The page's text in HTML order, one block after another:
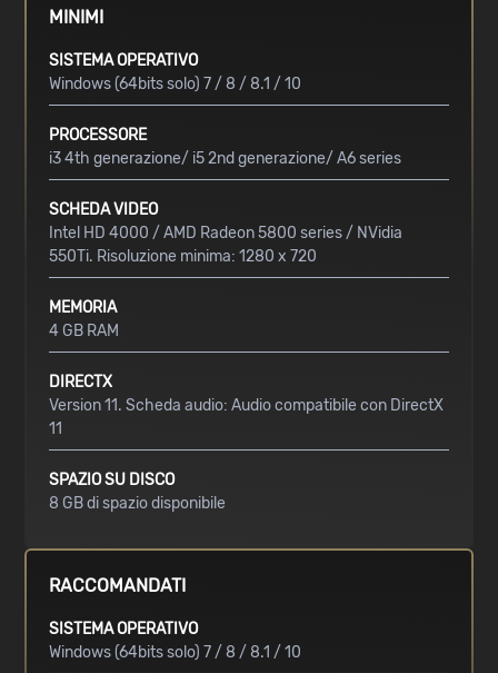
MINIMI
SISTEMA OPERATIVO
Windows (64bits solo) 7 / 8 / 8.1 / 10
PROCESSORE
i3 4th generazione/ i5 2nd generazione/ A6 series
SCHEDA VIDEO
Intel HD 4000 / AMD Radeon 5800 series / NVidia
550Ti. Risoluzione minima: 1280 x 720
MEMORIA
4 GB RAM
DIRECTX
Version 11. Scheda audio: Audio compatibile con DirectX
11
SPAZIO SU DISCO
8 GB di spazio disponibile
RACCOMANDATI
SISTEMA OPERATIVO
Windows (64bits solo) 7 / 8 / 8.1 / 10